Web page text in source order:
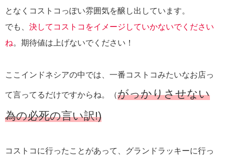
となくコストコっぽい雰囲気を醸し出しています。
でも、 決してコストコをイメージしていかないでください
ね。期待値は上げないでください！
ここインドネシアの中では、一番コストコみたいなお店っ
て言ってるだけですからね。（がっかりさせない
為の必死の言い訳!)
コストコに行ったことがあって、グランドラッキーに行っ